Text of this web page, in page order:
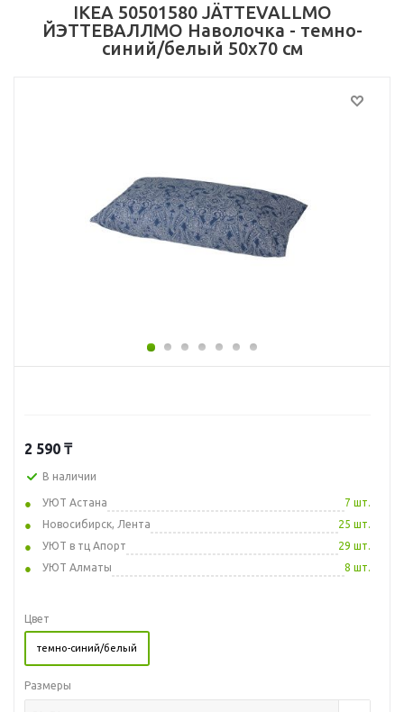
IKEA 50501580 JÄTTEVALLMO
ЙЭТТЕВАЛЛМО Наволочка - темно-
синий/белый 50x70 см
2 590 ₸
В наличии
УЮТ Астана
7 шт.
Новосибирск, Лента
25 шт.
УЮТ в тц Апорт
29 шт.
УЮТ Алматы
8 шт.
Цвет
темно-синий/белый
Размеры